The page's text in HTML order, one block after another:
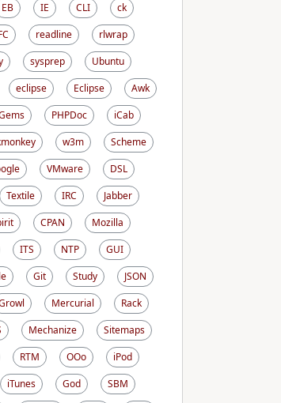
EB IE CLI
ck
readline
rlwrap
sysprep
Ubuntu
eclipse Eclipse
Awk
PHPDoc
iCab
w3m
Scheme
VMware
DSL
Textile IRC
Jabber
CPAN
Mozilla
ITS NTP
GUI
Git Study
JSON
Mercurial
Rack
Mechanize
Sitemaps
RTM OOo
iPod
iTunes God
SBM